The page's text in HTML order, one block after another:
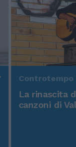
Controtempo
La rinascita
canzoni di